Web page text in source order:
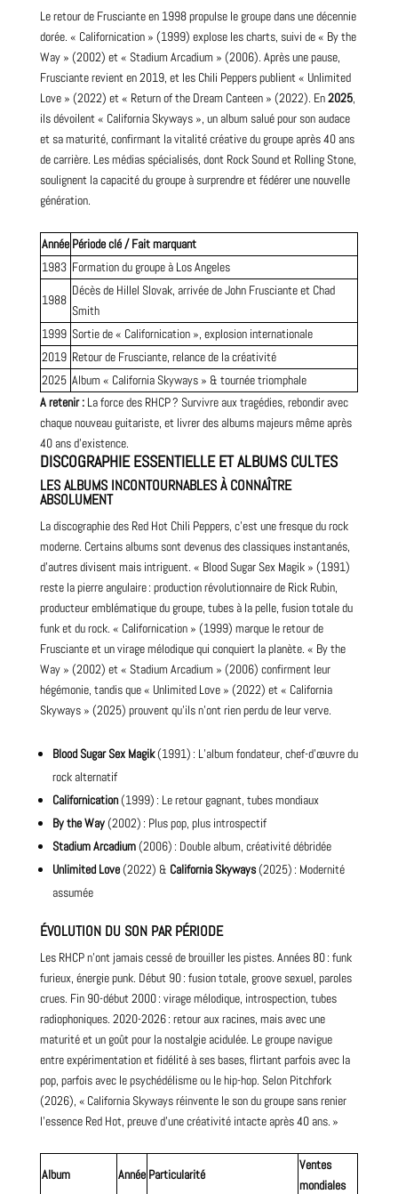
Le retour de Frusciante en 1998 propulse le groupe dans une décennie
dorée. « Californication » (1999) explose les charts, suivi de « By the
Way » (2002) et « Stadium Arcadium » (2006). Après une pause,
Frusciante revient en 2019, et les Chili Peppers publient « Unlimited
Love » (2022) et « Return of the Dream Canteen » (2022). En2025,
ils dévoilent « California Skyways », un album salué pour son audace
et sa maturité, confirmant la vitalité créative du groupe après 40 ans
de carrière. Les médias spécialisés, dont Rock Sound et Rolling Stone,
soulignent la capacité du groupe à surprendre et fédérer une nouvelle
génération.
Année Période clé / Fait marquant
1983 Formation du groupe à Los Angeles
1988
Décès de Hillel Slovak, arrivée de John Frusciante et Chad
Smith
1999 Sortie de « Californication », explosion internationale
2019 Retour de Frusciante, relance de la créativité
2025 Album « California Skyways » & tournée triomphale
A retenir :La force des RHCP ? Survivre aux tragédies, rebondir avec
chaquenouveauguitariste, et livrer des albumsmajeurs même après
40 ans d’existence.
DISCOGRAPHIE ESSENTIELLE ET ALBUMS CULTES
LES ALBUMS INCONTOURNABLES À CONNAÎTRE
ABSOLUMENT
La discographie des Red Hot Chili Peppers, c’est une fresque du rock
moderne. Certains albums sont devenus des classiques instantanés,
d’autres divisent mais intriguent. « Blood SugarSexMagik » (1991)
reste la pierre angulaire : production révolutionnaire de Rick Rubin,
producteur emblématique du groupe, tubes à la pelle, fusion totale du
funk et du rock. « Californication » (1999) marque le retour de
Frusciante et un virage mélodique qui conquiert la planète. « By the
Way » (2002) et « Stadium Arcadium » (2006) confirment leur
hégémonie, tandis que « Unlimited Love » (2022) et « California
Skyways » (2025) prouvent qu’ils n’ont rien perdu de leur verve.
Blood SugarSex Magik(1991) : L’album fondateur, chef-d’œuvre du
rock alternatif
Californication(1999) : Le retour gagnant, tubes mondiaux
By the Way(2002) : Pluspop, plus introspectif
Stadium Arcadium(2006) : Double album, créativité débridée
Unlimited Love(2022) & California Skyways(2025) : Modernité
assumée
ÉVOLUTION DU SON PAR PÉRIODE
Les RHCP n’ont jamais cessé de brouiller les pistes. Années 80 : funk
furieux, énergie punk. Début 90 : fusion totale, groove sexuel, paroles
crues. Fin 90-début 2000 : virage mélodique, introspection, tubes
radiophoniques. 2020-2026 : retour aux racines, mais avec une
maturité et un goût pour la nostalgie acidulée. Le groupe navigue
entre expérimentation et fidélité à ses bases, flirtant parfois avec la
pop, parfois avec le psychédélisme ou le hip-hop. Selon Pitchfork
(2026), « California Skyways réinvente le son du groupe sans renier
l’essence Red Hot, preuve d’une créativité intacte après 40 ans. »
Album Année Particularité
Ventes
mondiales